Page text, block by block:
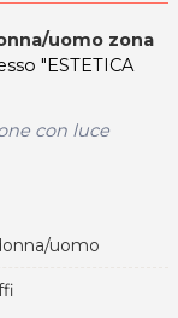
uomo zona
"ESTETICA
con luce
uomo